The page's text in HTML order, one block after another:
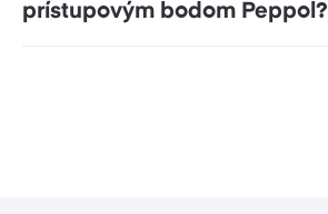
prístupovým bodom Peppol?